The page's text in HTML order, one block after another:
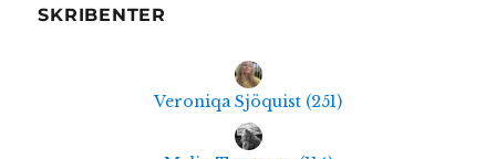
SKRIBENTER
Veroniqa Sjöquist (251)